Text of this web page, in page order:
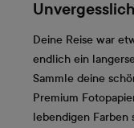
Deine Reise war
endlich ein
Sammle deine
Premium
lebendigen Farben